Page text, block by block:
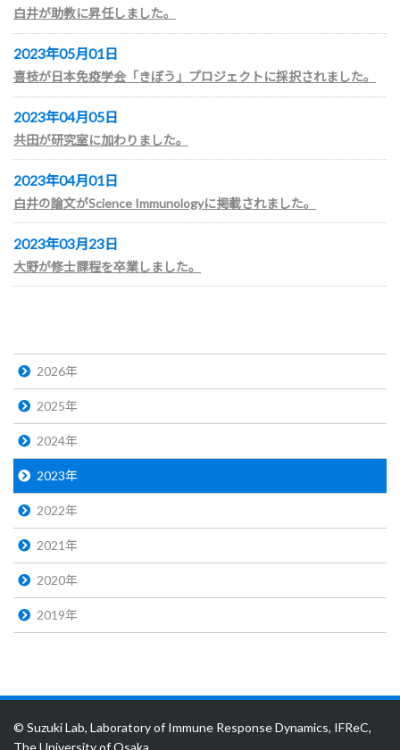
白井が助教に昇任しました。
2023年05月01日
喜枝が日本免疫学会「きぼう」プロジェクトに採択されました。
2023年04月05日
共田が研究室に加わりました。
2023年04月01日
白井の論文がScience Immunologyに掲載されました。
2023年03月23日
大野が修士課程を卒業しました。
2026年
2025年
2024年
2023年
2022年
2021年
2020年
2019年
© Suzuki Lab, Laboratory of Immune Response Dynamics, IFReC,